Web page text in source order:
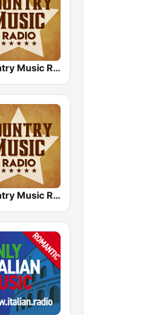
Country Music Radio - Country Love
Country Music Radio - 90's Country